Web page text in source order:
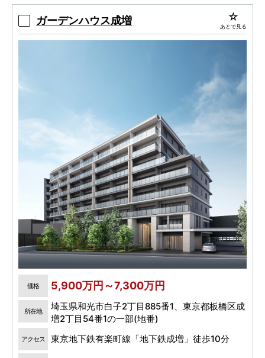
ガーデンハウス成増 あとで見る
価格 5,900万円～7,300万円
所在地
埼玉県和光市白子2丁目885番1、東京都板橋区成
増2丁目54番1の一部(地番)
アクセス 東京地下鉄有楽町線「地下鉄成増」徒歩10分